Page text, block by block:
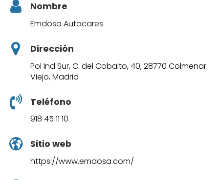
Nombre
Emdosa Autocares
Dirección
Pol Ind Sur, C. del Cobalto, 40, 28770 Colmenar
Viejo, Madrid
Teléfono
918 45 11 10
Sitio web
https://www.emdosa.com/